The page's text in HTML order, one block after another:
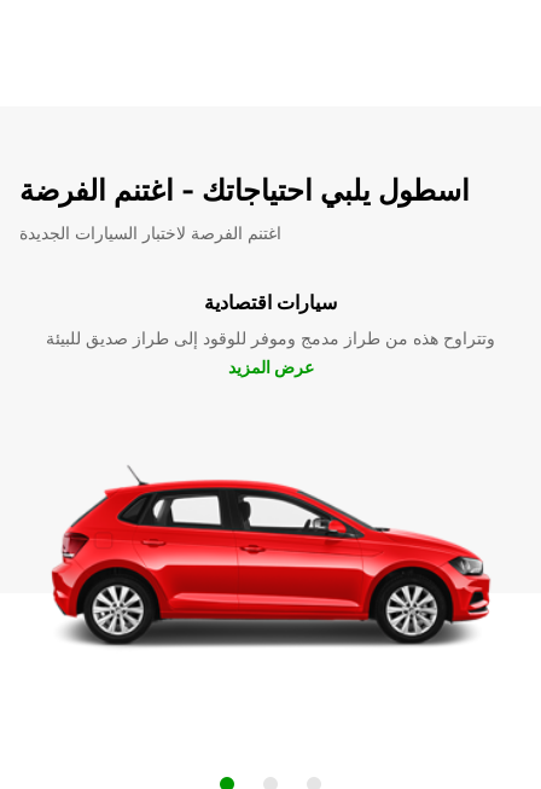
اسطول يلبي احتياجاتك - اغتنم الفرضة
اغتنم الفرصة لاختبار السيارات الجديدة
سيارات اقتصادية
وتتراوح هذه من طراز مدمج وموفر للوقود إلى طراز صديق للبيئة
عرض المزيد